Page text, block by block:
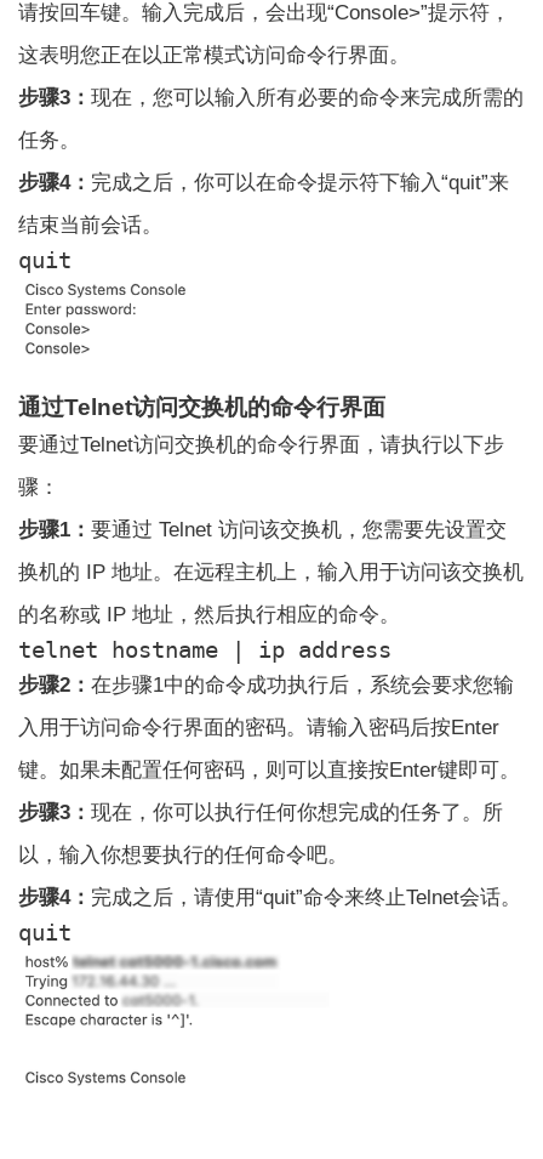
请按回车键。输入完成后，会出现“Console>”提示符，
这表明您正在以正常模式访问命令行界面。
步骤3：现在，您可以输入所有必要的命令来完成所需的
任务。
步骤4： 完成之后，你可以在命令提示符下输入“quit”来
结束当前会话。
quit
通过Telnet访问交换机的命令行界面
要通过Telnet访问交换机的命令行界面，请执行以下步
骤：
步骤1：要通过 Telnet 访问该交换机，您需要先设置交
换机的 IP 地址。在远程主机上，输入用于访问该交换机
的名称或 IP 地址，然后执行相应的命令。
telnet hostname | ip address
步骤2：在步骤1中的命令成功执行后，系统会要求您输
入用于访问命令行界面的密码。请输入密码后按Enter
键。如果未配置任何密码，则可以直接按Enter键即可。
步骤3：现在，你可以执行任何你想完成的任务了。所
以，输入你想要执行的任何命令吧。
步骤4： 完成之后，请使用“quit”命令来终止Telnet会话。
quit